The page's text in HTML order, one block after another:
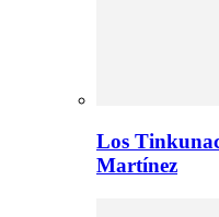
Los
Martínez